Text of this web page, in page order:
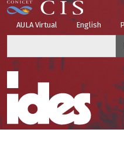
Top Menu
AULA Virtual English
Menú principal